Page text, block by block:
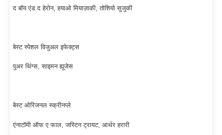
द बॉय एंड द हेरोन, हयाओ मियाज़ाकी, तोशियो सुजुकी
बेस्ट स्पेशल विजुअल इफेक्ट्स
पुअर थिंग्स, साइमन ह्यूजेस
बेस्ट ओरिजनल स्क्रीनप्ले
एंनाटॉमी ऑफ ए फाल, जस्टिन ट्रायट, आर्थर हरारी